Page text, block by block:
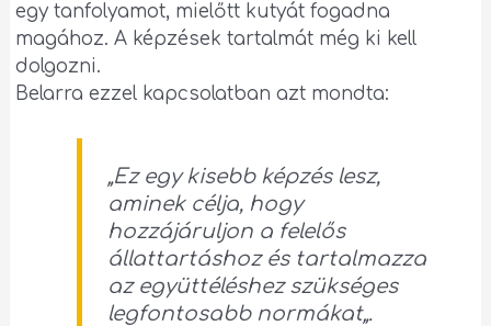
egy tanfolyamot, mielőtt kutyát fogadna
magához. A képzések tartalmát még ki kell
dolgozni.
Belarra ezzel kapcsolatban azt mondta:
„Ez egy kisebb képzés lesz,
aminek célja, hogy
hozzájáruljon a felelős
állattartáshoz és tartalmazza
az együttéléshez szükséges
legfontosabb normákat„.